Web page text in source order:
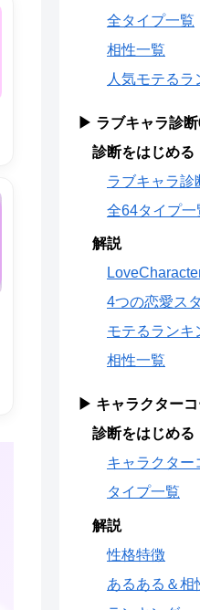
全タイプ一覧
相性一覧
人気モテるラ
▶ ラブキャラ診
診断をはじめる
ラブキャラ診
全64タイプ一
解説
4つの恋愛ス
モテるランキ
相性一覧
▶ キャラクターコ
診断をはじめる
キャラクター
タイプ一覧
解説
性格特徴
あるある＆相